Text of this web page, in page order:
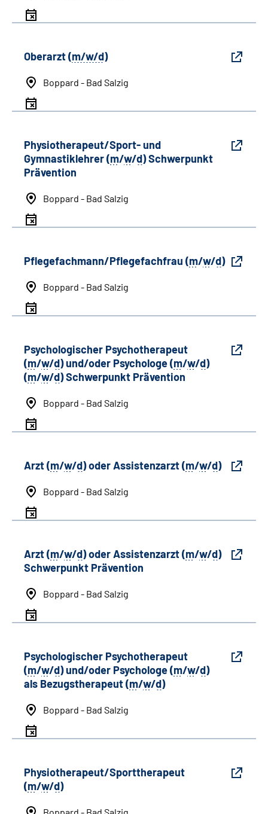
Oberarzt (m/w/d)
Boppard - Bad Salzig
Physiotherapeut/Sport- und
Gymnastiklehrer (m/w/d) Schwerpunkt
Prävention
Boppard - Bad Salzig
Pflegefachmann/Pflegefachfrau (m/w/d)
Boppard - Bad Salzig
Psychologischer Psychotherapeut
(m/w/d) und/oder Psychologe (m/w/d)
(m/w/d) Schwerpunkt Prävention
Boppard - Bad Salzig
Arzt (m/w/d) oder Assistenzarzt (m/w/d)
Boppard - Bad Salzig
Arzt (m/w/d) oder Assistenzarzt (m/w/d)
Schwerpunkt Prävention
Boppard - Bad Salzig
Psychologischer Psychotherapeut
(m/w/d) und/oder Psychologe (m/w/d)
als Bezugstherapeut (m/w/d)
Boppard - Bad Salzig
Physiotherapeut/Sporttherapeut
(m/w/d)